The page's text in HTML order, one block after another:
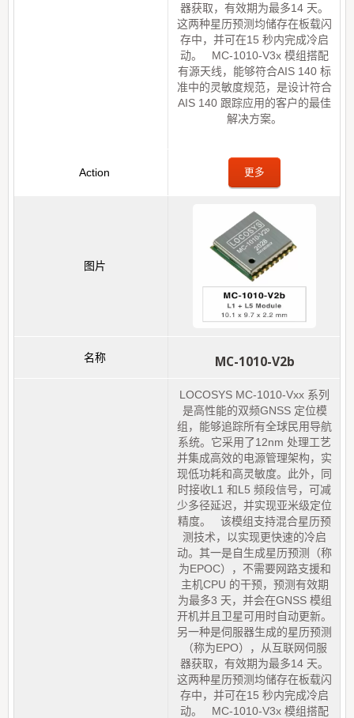
器获取，有效期为最多14 天。
这两种星历预测均储存在板载闪
存中，并可在15 秒内完成冷启
动。 MC-1010-V3x 模组搭配
有源天线，能够符合AIS 140 标
准中的灵敏度规范，是设计符合
AIS 140 跟踪应用的客户的最佳
解决方案。
更多
MC-1010-V2b
LOCOSYS MC-1010-Vxx 系列
是高性能的双频GNSS 定位模
组，能够追踪所有全球民用导航
系统。它采用了12nm 处理工艺
并集成高效的电源管理架构，实
现低功耗和高灵敏度。此外，同
时接收L1 和L5 频段信号，可减
少多径延迟，并实现亚米级定位
精度。 该模组支持混合星历预
测技术，以实现更快速的冷启
动。其一是自生成星历预测（称
为EPOC），不需要网路支援和
主机CPU 的干预，预测有效期
为最多3 天，并会在GNSS 模组
开机并且卫星可用时自动更新。
另一种是伺服器生成的星历预测
（称为EPO），从互联网伺服
器获取，有效期为最多14 天。
这两种星历预测均储存在板载闪
存中，并可在15 秒内完成冷启
动。 MC-1010-V3x 模组搭配